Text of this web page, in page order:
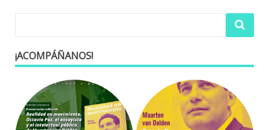
¡ACOMPÁÑANOS!